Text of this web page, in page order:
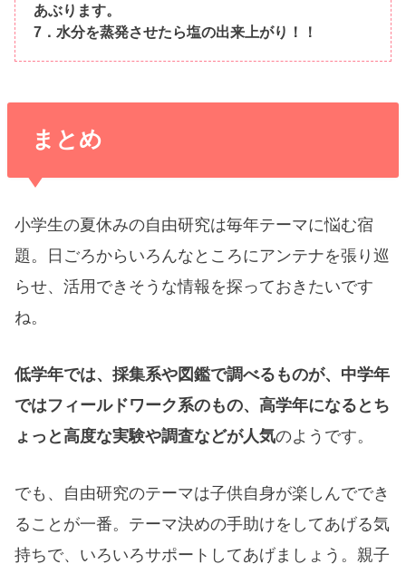
あぶります。
7．水分を蒸発させたら塩の出来上がり！！
まとめ
小学生の夏休みの自由研究は毎年テーマに悩む宿
題。日ごろからいろんなところにアンテナを張り巡
らせ、活用できそうな情報を探っておきたいです
ね。
低学年では、採集系や図鑑で調べるものが、中学年
ではフィールドワーク系のもの、高学年になるとち
ょっと高度な実験や調査などが人気のようです。
でも、自由研究のテーマは子供自身が楽しんででき
ることが一番。テーマ決めの手助けをしてあげる気
持ちで、いろいろサポートしてあげましょう。親子